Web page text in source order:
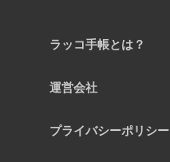
ラッコ手帳とは？
運営会社
プライバシーポリシー